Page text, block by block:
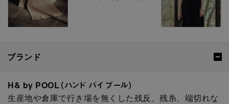
ブランド
H& by POOL（ハンド バイ プール）
生産地や倉庫で行き場を無くした残反、残糸、端切れな